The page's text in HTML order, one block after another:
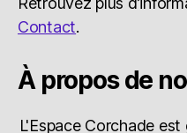
Contact.
À propos de
L'Espace Corchade